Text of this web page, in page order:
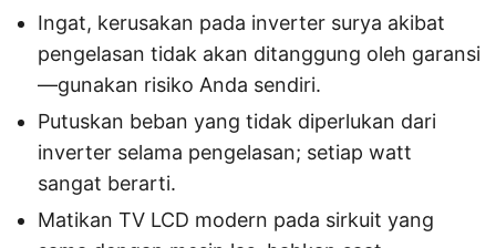
Ingat, kerusakan pada inverter surya akibat
pengelasan tidak akan ditanggung oleh garansi
—gunakan risiko Anda sendiri.
Putuskan beban yang tidak diperlukan dari
inverter selama pengelasan; setiap watt
sangat berarti.
Matikan TV LCD modern pada sirkuit yang